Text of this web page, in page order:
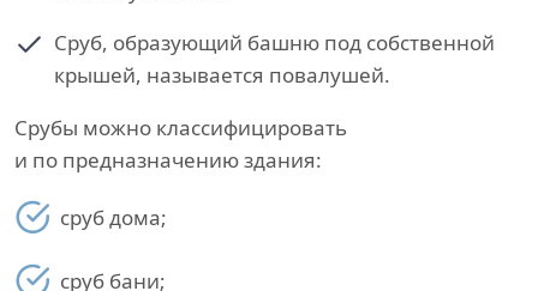
Сруб, образующий башню под собственной
крышей, называется повалушей.
Срубы можно классифицировать
и по предназначению здания:
сруб дома;
сруб бани;